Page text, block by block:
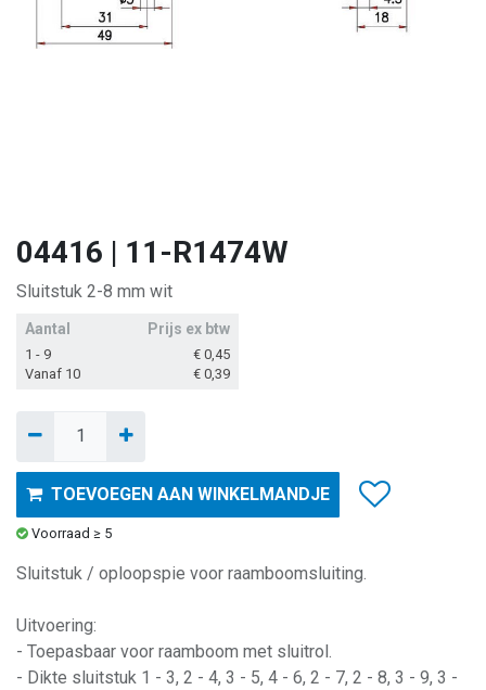
04416 | 11-R1474W
Sluitstuk 2-8 mm wit
Aantal Prijs ex btw
1 - 9 € 0,45
Vanaf 10
€ 0,39
TOEVOEGEN AAN WINKELMANDJE
Voorraad ≥ 5
Sluitstuk / oploopspie voor raamboomsluiting.
Uitvoering:
- Toepasbaar voor raamboom met sluitrol.
- Dikte sluitstuk 1 - 3, 2 - 4, 3 - 5, 4 - 6, 2 - 7, 2 - 8, 3 - 9, 3 -